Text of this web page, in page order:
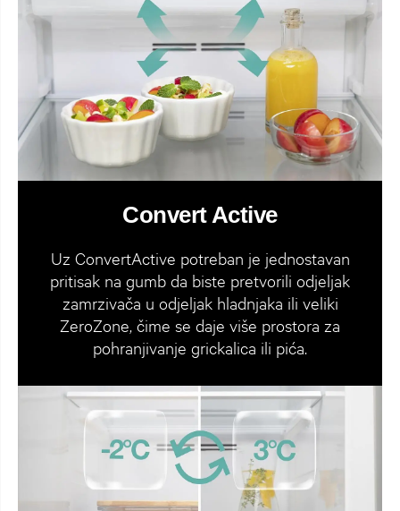
Convert Active
Uz ConvertActive potreban je jednostavan
pritisak na gumb da biste pretvorili odjeljak
zamrzivača u odjeljak hladnjaka ili veliki
ZeroZone, čime se daje više prostora za
pohranjivanje grickalica ili pića.